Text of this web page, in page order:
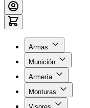
Armas
Munición
Armería
Monturas